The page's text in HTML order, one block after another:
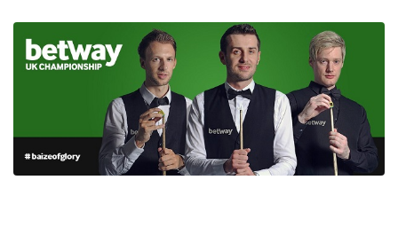
побед) 7 фреймов (до 4-х побед) 9 фреймов (до […]